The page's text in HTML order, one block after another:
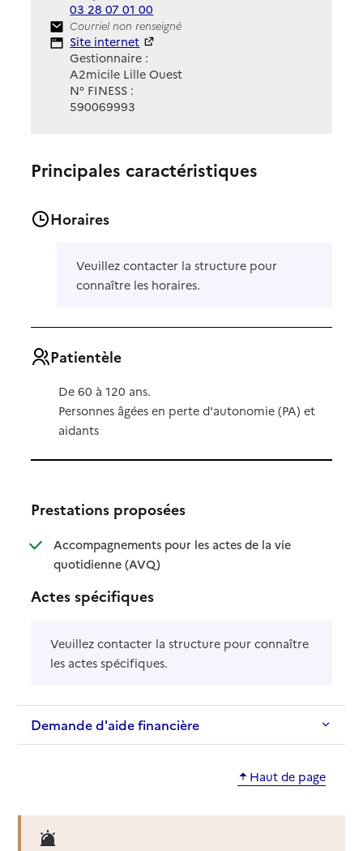
03 28 07 01 00
Contact
Courriel non renseigné
Site Internet
Site internet
Gestionnaire :
A2micile Lille Ouest
N° FINESS :
590069993
Principales caractéristiques
Horaires
Veuillez contacter la structure pour
connaître les horaires.
Patientèle
De 60 à 120 ans.
Personnes âgées en perte d'autonomie (PA) et
aidants
Prestations proposées
Accompagnements pour les actes de la vie
quotidienne (AVQ): disponible
: non disponible
Actes spécifiques
Veuillez contacter la structure pour connaître
les actes spécifiques.
Demande d'aide financière
Haut de page